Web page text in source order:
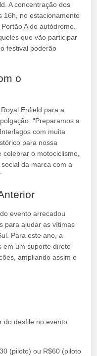
A concentração dos
16h, no estacionamento
A do autódromo.
que vão participar
festival poderão
o
Enfield para a
“Preparamos a
com muita
para nossa
o motociclismo,
da marca com a
evento arrecadou
para ajudar as vítimas
Para este ano, a
em um suporte direto
ampliando assim o
do desfile no evento.
(piloto) ou R$60 (piloto